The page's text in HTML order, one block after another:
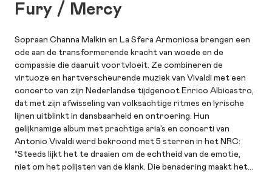
Fury / Mercy
Sopraan Channa Malkin en La Sfera Armoniosa brengen een
ode aan de transformerende kracht van woede en de
compassie die daaruit voortvloeit. Ze combineren de
virtuoze en hartverscheurende muziek van Vivaldi met een
concerto van zijn Nederlandse tijdgenoot Enrico Albicastro,
dat met zijn afwisseling van volksachtige ritmes en lyrische
lijnen uitblinkt in dansbaarheid en ontroering. Hun
gelijknamige album met prachtige aria’s en concerti van
Antonio Vivaldi werd bekroond met 5 sterren in het NRC:
“Steeds lijkt het te draaien om de echtheid van de emotie,
niet om het polijsten van de klank. Die benadering maakt het